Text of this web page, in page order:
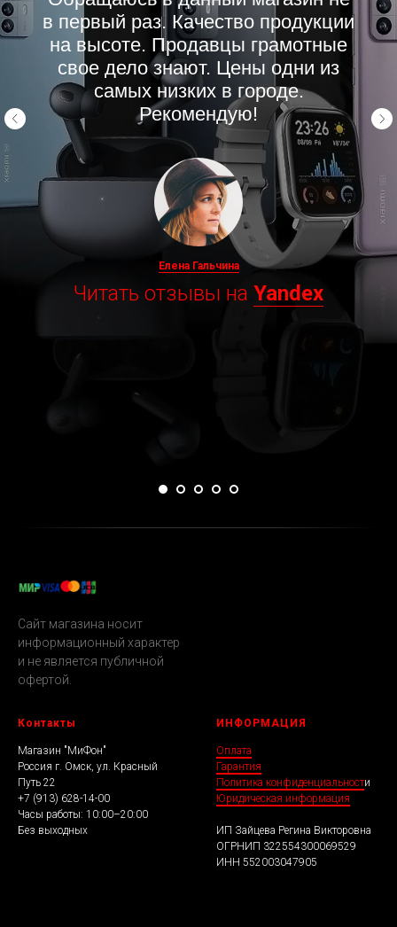
в первый раз. Качество продукции
на высоте. Продавцы грамотные
свое дело знают. Цены одни из
самых низких в городе.
Рекомендую!
Елена Гальчина
Читать отзывы на Yandex
Сайт магазина носит
информационный характер
и не является публичной
офертой.
Контакты
Магазин "МиФон"
Россия г. Омск, ул. Красный
Путь 22
+7 (913) 628-14-00
Часы работы: 10:00–20:00
Без выходных
ИНФОРМАЦИЯ
Оплата
Гарантия
Политика конфиденциальности
Юридическая информация
ИП Зайцева Регина Викторовна
ОГРНИП 322554300069529
ИНН 552003047905